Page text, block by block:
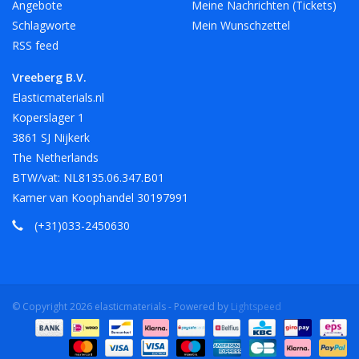
Angebote
Schlagworte
RSS feed
Meine Nachrichten (Tickets)
Mein Wunschzettel
Vreeberg B.V.
Elasticmaterials.nl
Koperslager 1
3861 SJ Nijkerk
The Netherlands
BTW/vat: NL8135.06.347.B01
Kamer van Koophandel 30197991
(+31)033-2450630
© Copyright 2026 elasticmaterials - Powered by Lightspeed